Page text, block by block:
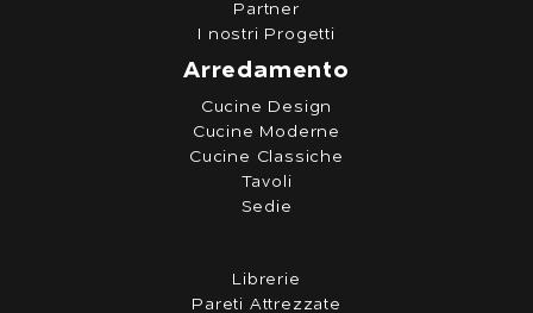
Partner
I nostri Progetti
Arredamento
Cucine Design
Cucine Moderne
Cucine Classiche
Tavoli
Sedie
Librerie
Pareti Attrezzate